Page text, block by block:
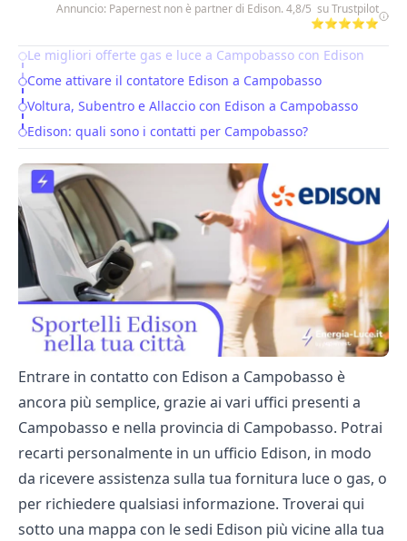
Annuncio: Papernest non è partner di Edison. 4,8/5 su Trustpilot
⭐⭐⭐⭐⭐
Table of Contents
Le migliori offerte gas e luce a Campobasso con Edison
Come attivare il contatore Edison a Campobasso
Voltura, Subentro e Allaccio con Edison a Campobasso
Edison: quali sono i contatti per Campobasso?
Entrare in contatto con Edison a Campobasso è
ancora più semplice, grazie ai vari uffici presenti a
Campobasso e nella provincia di Campobasso. Potrai
recarti personalmente in un ufficio Edison, in modo
da ricevere assistenza sulla tua fornitura luce o gas, o
per richiedere qualsiasi informazione. Troverai qui
sotto una mappa con le sedi Edison più vicine alla tua